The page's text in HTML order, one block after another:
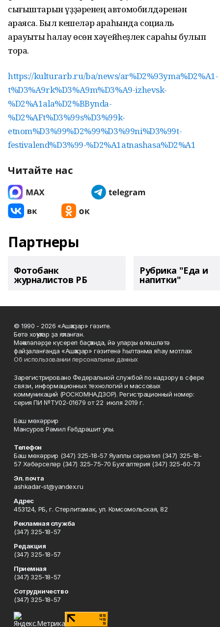
сығыштарын үҙҙәренең автомобилдәренән
ҡараясаҡ. Был кешеләр араһында социаль
арауыҡты һаҡлау өсөн хәүейһеҙлек сараһы булып
тора.
https://kulturarb.ru/ba/news/ar%D2%93yma%D2%A1-
t%D3%A9rk%D3%A9m%D3%A9-izhevsk-
%D2%A1ala%D2%BBynda-
%D2%AFt%D3%99s%D3%99k-
etnom%D3%99%D2%99%D3%99ni%D3%99t-
festivalend%D3%99-%D2%A1atnashasa%D2%A1
Читайте нас
Партнеры
Фотобанк
журналистов РБ
Рубрика "Еда и
напитки"
© 1990 - 2026 «Ашҡаҙар» гәзите.
Бөтә хоҡуҡтар ҙа яҡланған.
Мәҡәләләрҙе күсереп баҫҡанда, йә уларҙы өлөшләтә
файҙаланғанда «Ашҡаҙар» гәзитенә һылтанма яһау мотлаҡ.
Об использовании персональных данных
Зарегистрировано Федеральной службой по надзору в сфере
связи, информационных технологий и массовых
коммуникаций (РОСКОМНАДЗОР). Регистрационный номер:
серия ПИ №ТУ02-01679 от 22 июля 2019 г.
Баш мөхәррир
Мансуров Рәмил Ғәбдрәшит улы.
Телефон
Баш мөхәррир (347) 325-18-57 Яуаплы сәркәтип (347) 325-18-
57 Хәбәрселәр (347) 325-75-70 Бухгалтерия (347) 325-60-73
Эл. почта
ashkadar-st@yandex.ru
Адрес
453124, РБ, г. Стерлитамак, ул. Комсомольская, 82
Рекламная служба
(347) 325-18-57
Редакция
(347) 325-18-57
Приемная
(347) 325-18-57
Сотрудничество
(347) 325-18-57